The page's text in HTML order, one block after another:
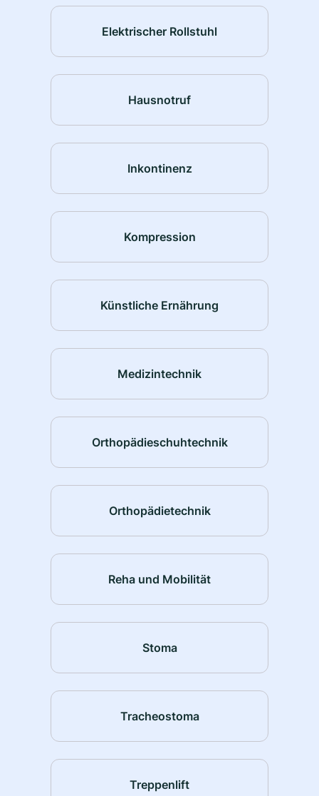
Elektrischer Rollstuhl
Hausnotruf
Inkontinenz
Kompression
Künstliche Ernährung
Medizintechnik
Orthopädieschuhtechnik
Orthopädietechnik
Reha und Mobilität
Stoma
Tracheostoma
Treppenlift